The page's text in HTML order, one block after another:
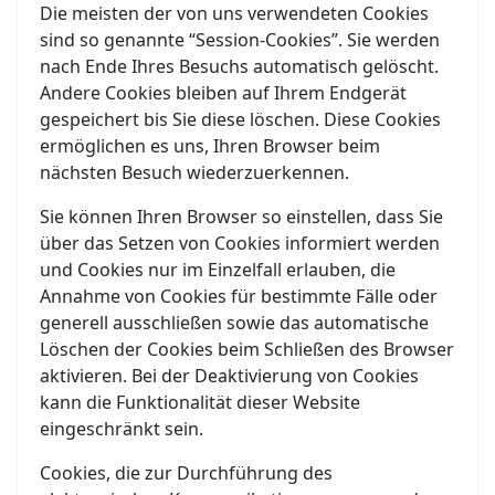
Die meisten der von uns verwendeten Cookies
sind so genannte “Session-Cookies”. Sie werden
nach Ende Ihres Besuchs automatisch gelöscht.
Andere Cookies bleiben auf Ihrem Endgerät
gespeichert bis Sie diese löschen. Diese Cookies
ermöglichen es uns, Ihren Browser beim
nächsten Besuch wiederzuerkennen.
Sie können Ihren Browser so einstellen, dass Sie
über das Setzen von Cookies informiert werden
und Cookies nur im Einzelfall erlauben, die
Annahme von Cookies für bestimmte Fälle oder
generell ausschließen sowie das automatische
Löschen der Cookies beim Schließen des Browser
aktivieren. Bei der Deaktivierung von Cookies
kann die Funktionalität dieser Website
eingeschränkt sein.
Cookies, die zur Durchführung des